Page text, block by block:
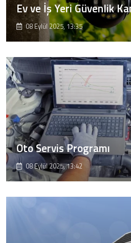
Ev ve İş Yeri Güvenlik
08 Eylül 2025, 13:35
Oto Servis Programı
08 Eylül 2025, 13:42